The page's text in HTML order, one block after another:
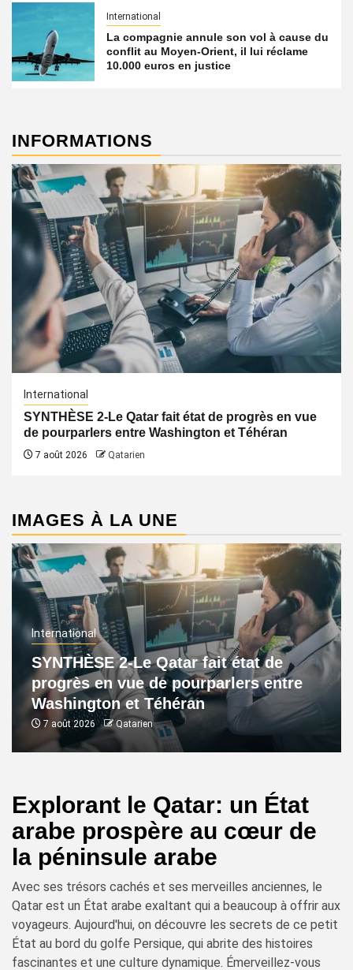
International
La compagnie annule son vol à cause du
conflit au Moyen-Orient, il lui réclame
10.000 euros en justice
INFORMATIONS
International
SYNTHÈSE 2-Le Qatar fait état de progrès en vue
de pourparlers entre Washington et Téhéran
7 août 2026 Qatarien
IMAGES À LA UNE
International
SYNTHÈSE 2-Le Qatar fait état de
progrès en vue de pourparlers entre
Washington et Téhéran
7 août 2026 Qatarien
Explorant le Qatar: un État
arabe prospère au cœur de
la péninsule arabe
Avec ses trésors cachés et ses merveilles anciennes, le
Qatar est un État arabe exaltant qui a beaucoup à offrir aux
voyageurs. Aujourd'hui, on découvre les secrets de ce petit
État au bord du golfe Persique, qui abrite des histoires
fascinantes et une culture dynamique. Émerveillez-vous